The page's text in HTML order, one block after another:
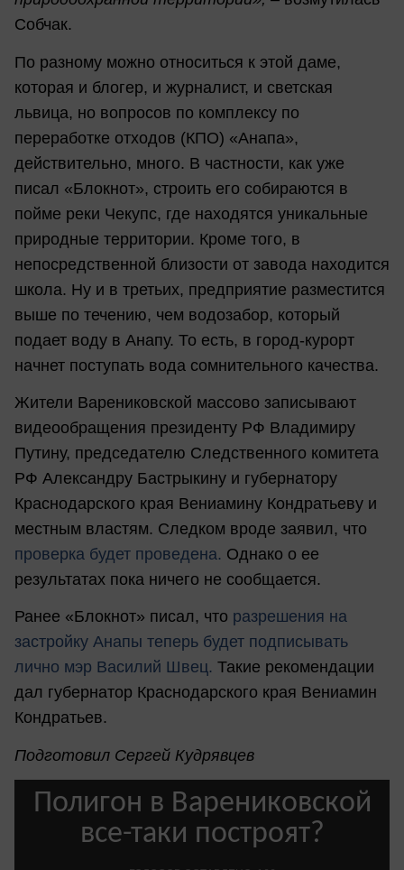
Собчак.
По разному можно относиться к этой даме,
которая и блогер, и журналист, и светская
львица, но вопросов по комплексу по
переработке отходов (КПО) «Анапа»,
действительно, много. В частности, как уже
писал «Блокнот», строить его собираются в
пойме реки Чекупс, где находятся уникальные
природные территории. Кроме того, в
непосредственной близости от завода находится
школа. Ну и в третьих, предприятие разместится
выше по течению, чем водозабор, который
подает воду в Анапу. То есть, в город-курорт
начнет поступать вода сомнительного качества.
Жители Варениковской массово записывают
видеообращения президенту РФ Владимиру
Путину, председателю Следственного комитета
РФ Александру Бастрыкину и губернатору
Краснодарского края Вениамину Кондратьеву и
местным властям. Следком вроде заявил, что
проверка будет проведена. Однако о ее
результатах пока ничего не сообщается.
Ранее «Блокнот» писал, что разрешения на
застройку Анапы теперь будет подписывать
лично мэр Василий Швец. Такие рекомендации
дал губернатор Краснодарского края Вениамин
Кондратьев.
Подготовил Сергей Кудрявцев